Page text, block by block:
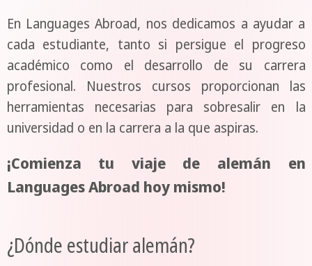
En Languages Abroad, nos dedicamos a ayudar a
cada estudiante, tanto si persigue el progreso
académico como el desarrollo de su carrera
profesional. Nuestros cursos proporcionan las
herramientas necesarias para sobresalir en la
universidad o en la carrera a la que aspiras.
¡Comienza tu viaje de alemán en
Languages Abroad hoy mismo!
¿Dónde estudiar alemán?